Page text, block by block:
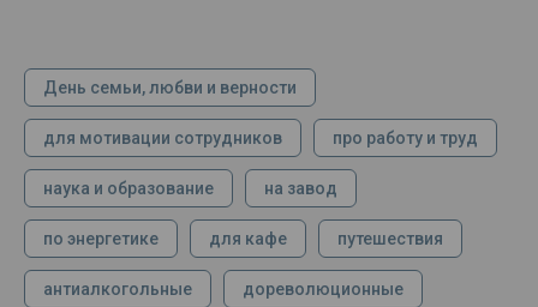
День семьи, любви и верности
для мотивации сотрудников про работу и труд
наука и образование на завод
по энергетике для кафе путешествия
антиалкогольные дореволюционные